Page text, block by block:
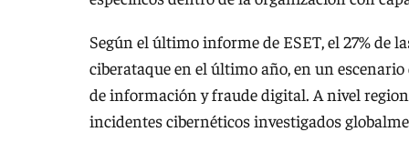
Según el último informe de ESET, el 27% de
ciberataque en el último año, en un
de información y fraude digital. A nivel
incidentes cibernéticos investigados